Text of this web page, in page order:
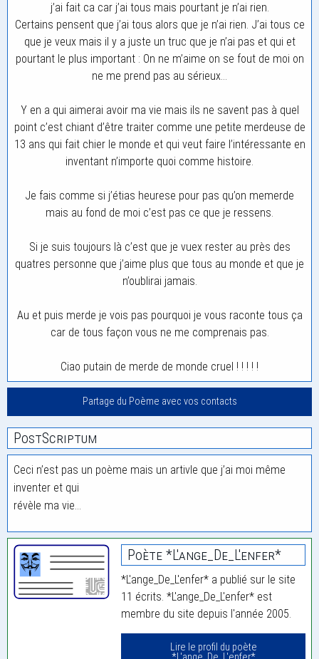
j’ai fait ca car j’ai tous mais pourtant je n’ai rien.
Certains pensent que j’ai tous alors que je n’ai rien. J’ai tous ce
que je veux mais il y a juste un truc que je n’ai pas et qui et
pourtant le plus important : On ne m’aime on se fout de moi on
ne me prend pas au sérieux…
Y en a qui aimerai avoir ma vie mais ils ne savent pas à quel
point c’est chiant d’être traiter comme une petite merdeuse de
13 ans qui fait chier le monde et qui veut faire l’intéressante en
inventant n’importe quoi comme histoire.
Je fais comme si j’étias heurese pour pas qu’on memerde
mais au fond de moi c’est pas ce que je ressens.
Si je suis toujours là c’est que je vuex rester au près des
quatres personne que j’aime plus que tous au monde et que je
n’oublirai jamais.
Au et puis merde je vois pas pourquoi je vous raconte tous ça
car de tous façon vous ne me comprenais pas.
Ciao putain de merde de monde cruel ! ! ! ! !
Partage du Poème avec vos contacts
PostScriptum
Ceci n’est pas un poème mais un artivle que j’ai moi même
inventer et qui
révèle ma vie…
Poète *L'ange_De_L'enfer*
*L'ange_De_L'enfer* a publié sur le site
11 écrits. *L'ange_De_L'enfer* est
membre du site depuis l'année 2005.
Lire le profil du poète